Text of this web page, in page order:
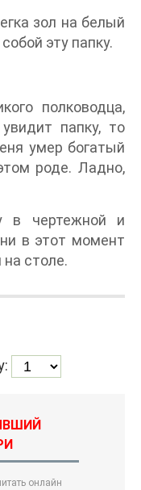
зол на белый
эту папку.
полководца,
папку, то
умер богатый
роде. Ладно,
в чертежной и
в этот момент
столе.
онлайн